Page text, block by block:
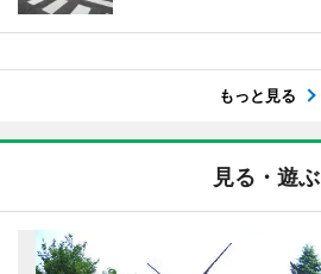
もっと見る
見る・遊ぶ